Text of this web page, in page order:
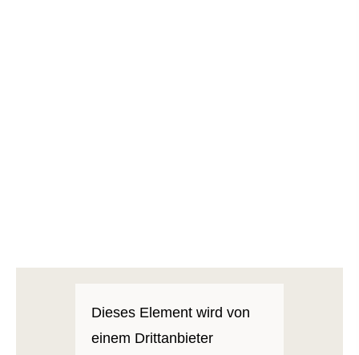
Dieses Element wird von
einem Drittanbieter